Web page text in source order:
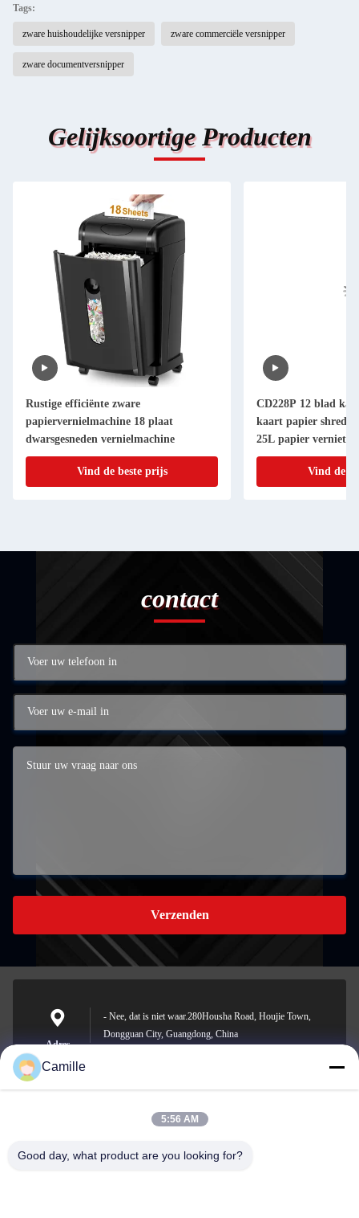
Tags:
zware huishoudelijke versnipper zware commerciële versnipper
zware documentversnipper
Gelijksoortige Producten
Rustige efficiënte zware
papiervernielmachine 18 plaat
dwarsgesneden vernielmachine
Vind de beste prijs
CD228P 12 blad
kaart papier
25L papier
Vind de
contact
Verzenden
Adres
- Nee, dat is niet waar.280Housha Road, Houjie Town,
Dongguan City, Guangdong, China
E-mail
sunny.xu@woolsche.com
Camille
5:56 AM
Good day, what product are you looking for?